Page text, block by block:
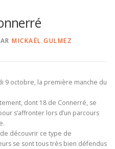
MICKAËL GULMEZ
9 octobre, la première manche du
dont 18 de Connerré, se
s’affronter lors d’un parcours
de découvrir ce type de
se sont tous très bien défendus